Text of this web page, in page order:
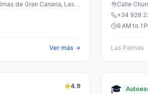
de Gran Canaria, Las
Ver más →
Calle
Las
+34 928
9 AM to 1
Las Palmas
4.9 🎓